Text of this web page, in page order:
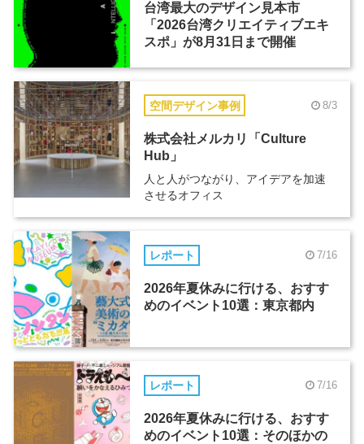
台湾最大のデザイン見本市
「2026台湾クリエイティブエキ
スポ」が8月31日まで開催
空間デザイン事例 8/3
株式会社メルカリ「Culture
Hub」
人と人がつながり、アイデアを加速
させるオフィス
レポート 7/16
2026年夏休みに行ける、おすす
めのイベント10選：東京都内
レポート 7/16
2026年夏休みに行ける、おすす
めのイベント10選：そのほかの